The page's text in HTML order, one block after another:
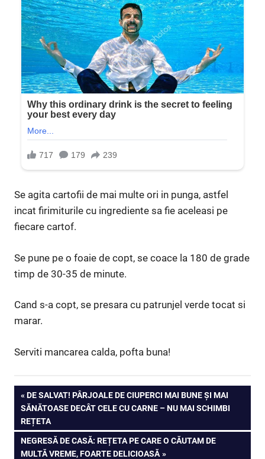
Se agita cartofii de mai multe ori in punga, astfel
incat firimiturile cu ingrediente sa fie aceleasi pe
fiecare cartof.
Se pune pe o foaie de copt, se coace la 180 de grade
timp de 30-35 de minute.
Cand s-a copt, se presara cu patrunjel verde tocat si
marar.
Serviti mancarea calda, pofta buna!
Navigare
în
articole
PREVIOUS
POST:
DE SALVAT! PÂRJOALE DE CIUPERCI MAI BUNE ȘI MAI
SĂNĂTOASE DECÂT CELE CU CARNE – NU MAI SCHIMBI
REȚETA
NEXT
POST:
NEGRESĂ DE CASĂ: REȚETA PE CARE O CĂUTAM DE
MULTĂ VREME, FOARTE DELICIOASĂ